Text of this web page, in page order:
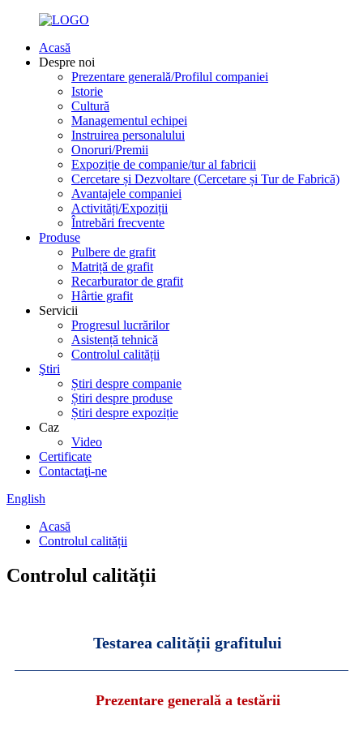
Acasă
Despre noi
Prezentare generală/Profilul companiei
Istorie
Cultură
Managementul echipei
Instruirea personalului
Onoruri/Premii
Expoziție de companie/tur al fabricii
Cercetare și Dezvoltare (Cercetare și Tur de Fabrică)
Avantajele companiei
Activități/Expoziții
Întrebări frecvente
Produse
Pulbere de grafit
Matriță de grafit
Recarburator de grafit
Hârtie grafit
Servicii
Progresul lucrărilor
Asistență tehnică
Controlul calității
Ştiri
Știri despre companie
Știri despre produse
Știri despre expoziție
Caz
Video
Certificate
Contactaţi-ne
English
Acasă
Controlul calității
Controlul calității
Testarea calității grafitului
Prezentare generală a testării